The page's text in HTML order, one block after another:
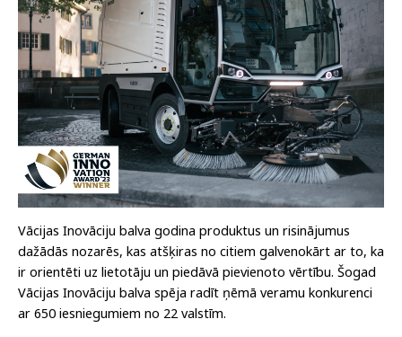
Vācijas Inovāciju balva godina produktus un risinājumus
dažādās nozarēs, kas atšķiras no citiem galvenokārt ar to, ka
ir orientēti uz lietotāju un piedāvā pievienoto vērtību. Šogad
Vācijas Inovāciju balva spēja radīt ņēmā veramu konkurenci
ar 650 iesniegumiem no 22 valstīm.